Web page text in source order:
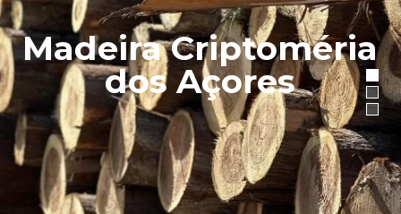
Madeira Criptoméria
dos Açores